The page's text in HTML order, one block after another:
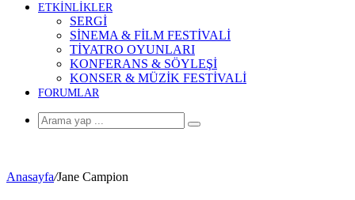
ETKİNLİKLER
SERGİ
SİNEMA & FİLM FESTİVALİ
TİYATRO OYUNLARI
KONFERANS & SÖYLEŞİ
KONSER & MÜZİK FESTİVALİ
FORUMLAR
Arama
Anasayfa/Jane Campion